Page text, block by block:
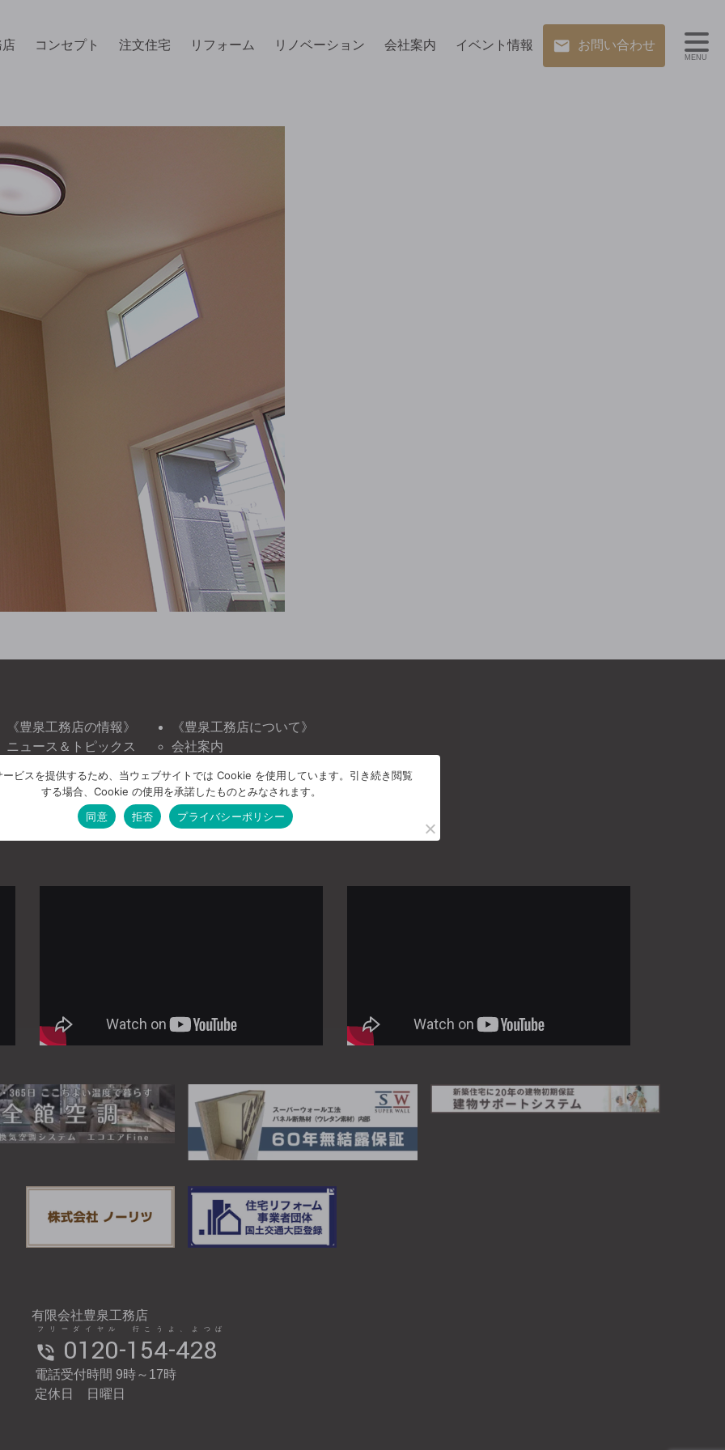
店 コンセプト 注文住宅 リフォーム リノベーション 会社案内 イベント情報 お問い合わせ
MENU
《豊泉工務店の情報》
ニュース＆トピックス
《豊泉工務店について》
会社案内
プライバシーポリシー
有限会社豊泉工務店
0120-154-428
フリーダイヤル 行こうよ、よつば
電話受付時間 9時～17時
定休日 日曜日
ビスを提供するため、当ウェブサイトでは Cookie を使用しています。引き続き閲覧
する場合、Cookie の使用を承諾したものとみなされます。
同意
拒否 プライバシーポリシー